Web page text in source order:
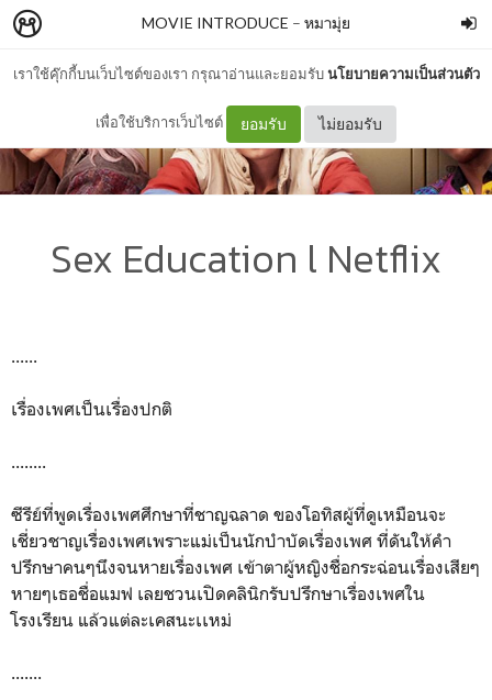
เราใช้คุ๊กกี้บนเว็บไซต์ของเรา กรุณาอ่านและยอมรับนโยบายความเป็นส่วนตัว
เพื่อใช้บริการเว็บไซต์ ยอมรับ ไม่ยอมรับ
MOVIE INTRODUCE – หมามุ่ย
Sex Education l Netflix
......
เรื่องเพศเป็นเรื่องปกติ
........
ซีรีย์ที่พูดเรื่องเพศศึกษาที่ชาญฉลาด ของโอทิสผู้ที่ดูเหมือนจะ
เชี่ยวชาญเรื่องเพศเพราะแม่เป็นนักบำบัดเรื่องเพศ ที่ดันให้คำ
ปรึกษาคนๆนึงจนหายเรื่องเพศ เข้าตาผู้หญิงชื่อกระฉ่อนเรื่องเสียๆ
หายๆเธอชื่อแมฟ เลยชวนเปิดคลินิกรับปรึกษาเรื่องเพศใน
โรงเรียน แล้วแต่ละเคสนะเเหม่
.......